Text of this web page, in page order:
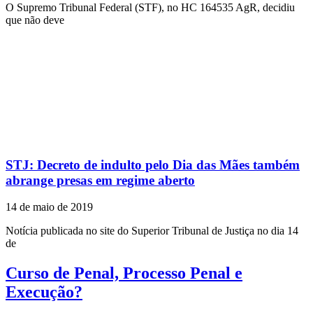
O Supremo Tribunal Federal (STF), no HC 164535 AgR, decidiu
que não deve
STJ: Decreto de indulto pelo Dia das Mães também
abrange presas em regime aberto
14 de maio de 2019
Notícia publicada no site do Superior Tribunal de Justiça no dia 14
de
Curso de Penal, Processo Penal e
Execução?